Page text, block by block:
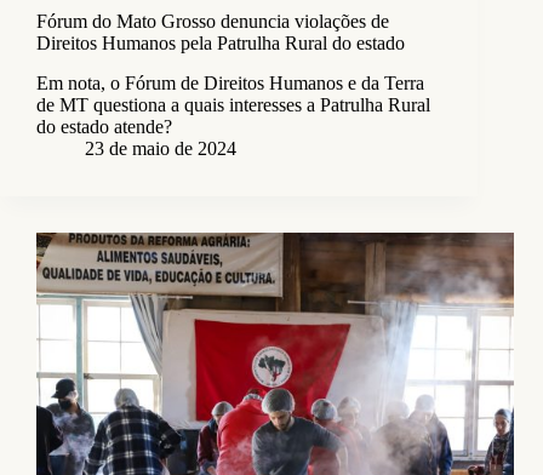
Fórum do Mato Grosso denuncia violações de
Direitos Humanos pela Patrulha Rural do estado
Em nota, o Fórum de Direitos Humanos e da Terra
de MT questiona a quais interesses a Patrulha Rural
do estado atende?
23 de maio de 2024